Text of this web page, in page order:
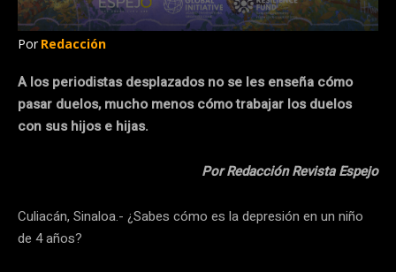
Por Redacción
A los periodistas desplazados no se les enseña cómo
pasar duelos, mucho menos cómo trabajar los duelos
con sus hijos e hijas.
Por Redacción Revista Espejo
Culiacán, Sinaloa.- ¿Sabes cómo es la depresión en un niño
de 4 años?